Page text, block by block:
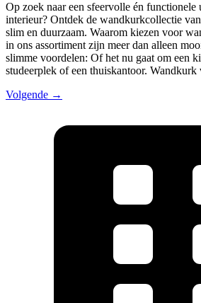
Op zoek naar een sfeervolle én
interieur? Ontdek de wandkurkcollectie
slim en duurzaam. Waarom kiezen voor
in ons assortiment zijn meer dan alleen
slimme voordelen: Of het nu gaat om een
studeerplek of een thuiskantoor.
Volgende →